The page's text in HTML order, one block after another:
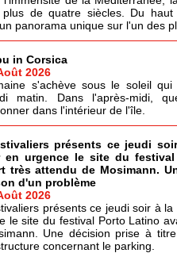
plus de quatre siècles. Du
panorama unique sur l'un des
in Corsica
2026
s'achève sous le soleil
matin. Dans l'après-midi,
dans l'intérieur de l'île.
présents ce jeudi
en urgence le site du
très attendu de Mosimann.
d'un problème
2026
présents ce jeudi soir à
le site du festival Porto Latino
Une décision prise à
concernant le parking.